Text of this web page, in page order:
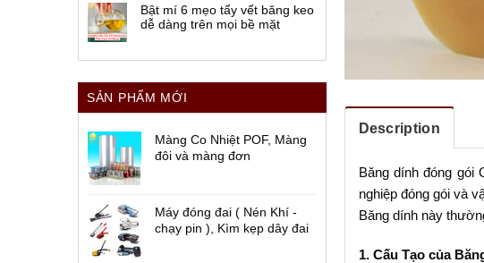
Bật mí 6 mẹo tẩy vết băng keo
dễ dàng trên mọi bề mặt
SẢN PHẨM MỚI
Màng Co Nhiệt POF, Màng
đôi và màng đơn
Máy đóng đai ( Nén Khí -
chạy pin ), Kìm kẹp dây đai
Description
Băng dính đóng gói
nghiệp đóng gói và
Băng dính này
1. Cấu Tạo của